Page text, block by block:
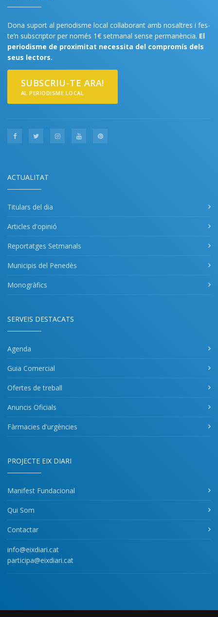
Dona suport al periodisme local col·laborant amb nosaltres i fes-
te’n subscriptor per només 1€ setmanal sense permanència. El
periodisme de proximitat necessita del compromís dels
seus lectors.
SUBSCRIU-TE ARA!
AL PERIODISME LOCAL
ACTUALITAT
Titulars del dia
Articles d'opinió
Reportatges Setmanals
Municipis del Penedès
Monogràfics
SERVEIS DESTACATS
Agenda
Guia Comercial
Ofertes de treball
Anuncis Oficials
Fàrmacies d'urgències
PROJECTE EIX DIARI
Manifest Fundacional
Qui Som
Contactar
info@eixdiari.cat
participa@eixdiari.cat